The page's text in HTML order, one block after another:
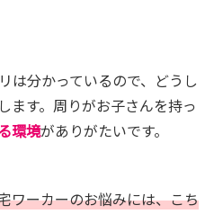
は分かっているので、どうし
す。 周りがお子さんを持っ
環境がありがたいです。
ワーカーのお悩みには、こち